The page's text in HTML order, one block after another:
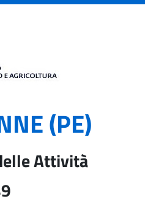
(PE)
Attività